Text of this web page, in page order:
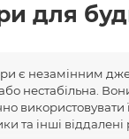
для
є незамінним
нестабільна.
та інші віддалені